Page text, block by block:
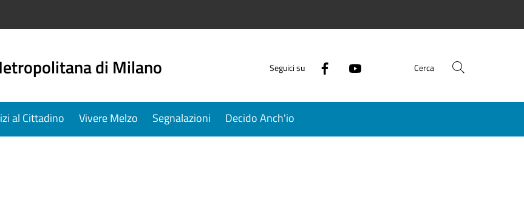
di Milano Seguici su Cerca
al Cittadino Vivere Melzo Segnalazioni Decido Anch'io